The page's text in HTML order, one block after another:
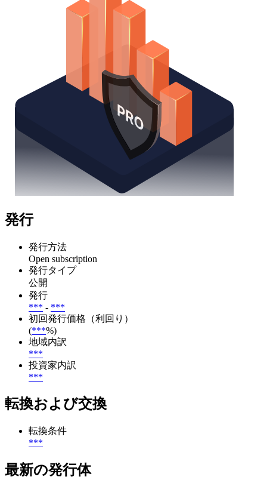
発行
発行方法
Open subscription
発行タイプ
公開
発行
*** - ***
初回発行価格（利回り）
(***%)
地域内訳
***
投資家内訳
***
転換および交換
転換条件
***
最新の発行体